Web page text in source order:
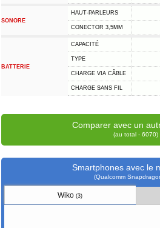
SONORE
HAUT-PARLEURS
CONECTOR 3,5MM
BATTERIE
CAPACITÉ
TYPE
CHARGE VIA CÂBLE
CHARGE SANS FIL
Comparer avec un
(au total - 6070)
Smartphones avec le
(Qualcomm
Wiko(3)